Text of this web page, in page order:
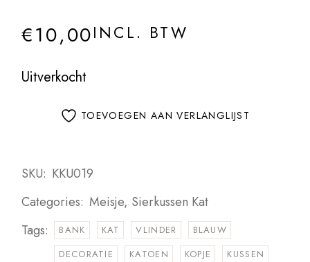
€10,00INCL. BTW
Uitverkocht
TOEVOEGEN AAN VERLANGLIJST
SKU: KKU019
Categories: Meisje, Sierkussen Kat
Tags:
BANK KAT VLINDER
BLAUW
DECORATIE
KATOEN KOPJE
KUSSEN